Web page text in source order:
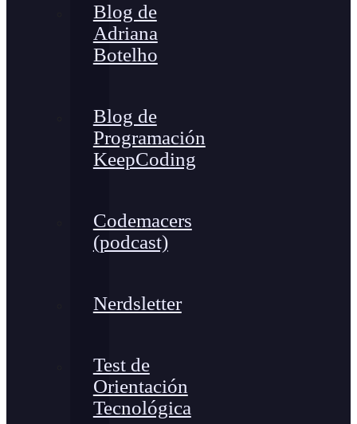
Blog de
Adriana
Botelho
Blog de
Programación
KeepCoding
Codemacers
(podcast)
Nerdsletter
Test de
Orientación
Tecnológica